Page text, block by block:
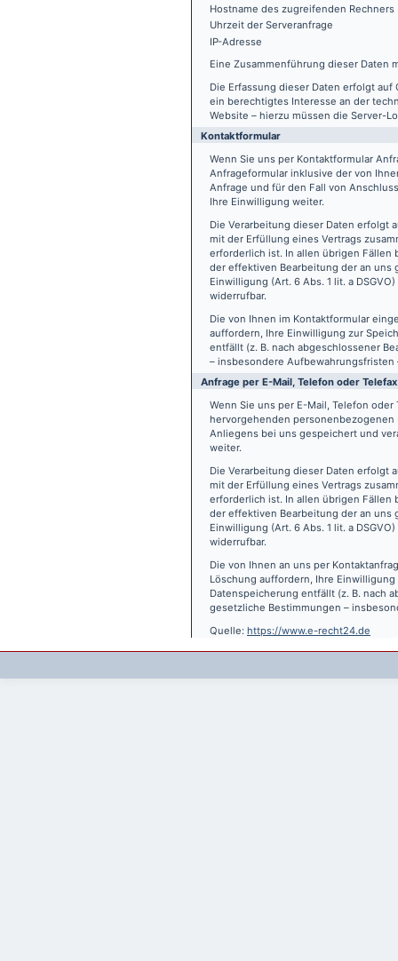
Hostname des zugreifenden Rechners
Uhrzeit der Serveranfrage
IP-Adresse
Eine Zusammenführung dieser Daten
Die Erfassung dieser Daten erfolgt auf
ein berechtigtes Interesse an der
Website – hierzu müssen die Server-
Kontaktformular
Wenn Sie uns per Kontaktformular
Anfrageformular inklusive der von
Anfrage und für den Fall von
Ihre Einwilligung weiter.
Die Verarbeitung dieser Daten erfolgt
mit der Erfüllung eines Vertrags
erforderlich ist. In allen übrigen Fällen
der effektiven Bearbeitung der an uns
Einwilligung (Art. 6 Abs. 1 lit. a
widerrufbar.
Die von Ihnen im Kontaktformular
auffordern, Ihre Einwilligung zur
entfällt (z. B. nach abgeschlossener
– insbesondere
Anfrage per E-Mail, Telefon oder Telefax
Wenn Sie uns per E-Mail, Telefon
hervorgehenden personenbezogenen
Anliegens bei uns gespeichert und
weiter.
Die Verarbeitung dieser Daten erfolgt
mit der Erfüllung eines Vertrags
erforderlich ist. In allen übrigen Fällen
der effektiven Bearbeitung der an uns
Einwilligung (Art. 6 Abs. 1 lit. a
widerrufbar.
Die von Ihnen an uns per
Löschung auffordern, Ihre
Datenspeicherung entfällt (z. B. nach
gesetzliche Bestimmungen –
Quelle: https://www.e-recht24.de